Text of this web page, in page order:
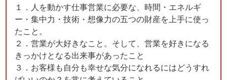
１．人を動かす仕事営業に必要な、時間・エネルギ
ー・集中力・技術・想像力の五つの財産を上手に使っ
たこと。
２．営業が大好きなこと。そして、営業を好きになる
きっかけとなる出来事があったこと
３．お客様も自分も幸せな気分になれるにはどうすれ